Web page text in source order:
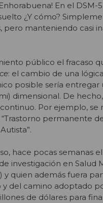
En el
¿Y cómo?
pero manteniendo casi
público el fracaso
: el cambio de una
posible sería
dimensional. De
Por ejemplo, se
“Trastorno permanente
hace pocas semanas el
investigación en
quien además fuera
del camino adoptado
de dólares para